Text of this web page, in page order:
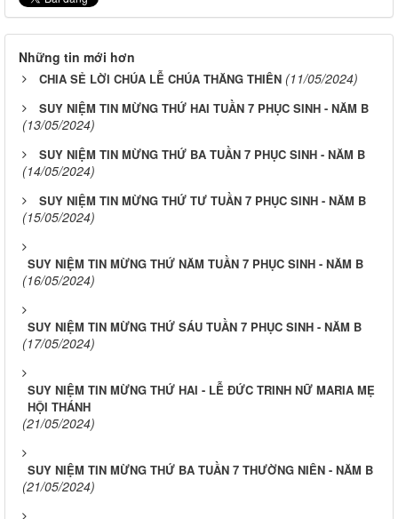
Những tin mới hơn
CHIA SẺ LỜI CHÚA LỄ CHÚA THĂNG THIÊN (11/05/2024)
SUY NIỆM TIN MỪNG THỨ HAI TUẦN 7 PHỤC SINH - NĂM B
(13/05/2024)
SUY NIỆM TIN MỪNG THỨ BA TUẦN 7 PHỤC SINH - NĂM B
(14/05/2024)
SUY NIỆM TIN MỪNG THỨ TƯ TUẦN 7 PHỤC SINH - NĂM B
(15/05/2024)
SUY NIỆM TIN MỪNG THỨ NĂM TUẦN 7 PHỤC SINH - NĂM B
(16/05/2024)
SUY NIỆM TIN MỪNG THỨ SÁU TUẦN 7 PHỤC SINH - NĂM B
(17/05/2024)
SUY NIỆM TIN MỪNG THỨ HAI - LỄ ĐỨC TRINH NỮ MARIA MẸ
HỘI THÁNH
(21/05/2024)
SUY NIỆM TIN MỪNG THỨ BA TUẦN 7 THƯỜNG NIÊN - NĂM B
(21/05/2024)